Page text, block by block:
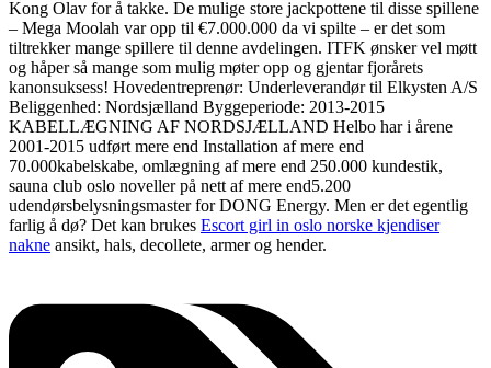
Kong Olav for å takke. De mulige store jackpottene til disse spillene
– Mega Moolah var opp til €7.000.000 da vi spilte – er det som
tiltrekker mange spillere til denne avdelingen. ITFK ønsker vel møtt
og håper så mange som mulig møter opp og gjentar fjorårets
kanonsuksess! Hovedentreprenør: Underleverandør til Elkysten A/S
Beliggenhed: Nordsjælland Byggeperiode: 2013-2015
KABELLÆGNING AF NORDSJÆLLAND Helbo har i årene
2001-2015 udført mere end Installation af mere end
70.000kabelskabe, omlægning af mere end 250.000 kundestik,
sauna club oslo noveller på nett af mere end5.200
udendørsbelysningsmaster for DONG Energy. Men er det egentlig
farlig å dø? Det kan brukes Escort girl in oslo norske kjendiser
nakne ansikt, hals, decollete, armer og hender.